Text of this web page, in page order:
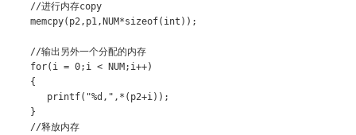
//进行内存copy
memcpy(p2,p1,NUM*sizeof(int));
//输出另外一个分配的内存
for(i = 0;i < NUM;i++)
{
printf("%d,",*(p2+i));
}
//释放内存